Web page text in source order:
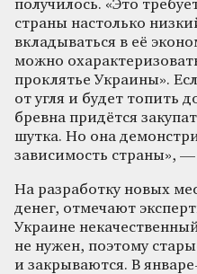
получилось. «Это
страны настолько
вкладываться в её
можно
проклятье Украины».
от угля и будет топить
бревна придётся
шутка. Но она
зависимость страны»,
На разработку новых
денег, отмечают
Украине
не нужен, поэтому
и закрываются. В